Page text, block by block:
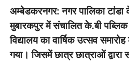
अम्बेडकरनगर: नगर पालिका
मुबारकपुर में संचालित के.बी
विद्यालय का वार्षिक उत्सव
गया। जिसमें छात्र छात्राओं